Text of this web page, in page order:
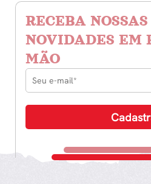
RECEBA
NOVIDADES EM
MÃO